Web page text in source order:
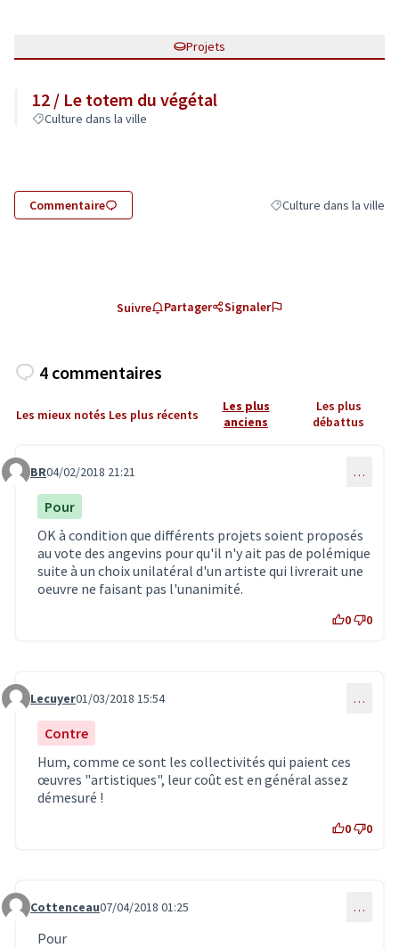
Projets
12 / Le totem du végétal
Culture dans la ville
Commentaire Filtrer les résultats de
Culture dans la ville
Suivre Partager Signaler
4 commentaires
Les mieux notés Les plus récents
Les plus
anciens
Les plus
débattus
Commentaire 208
BR04/02/2018 21:21 …
Pour
OK à condition que différents projets soient proposés
au vote des angevins pour qu'il n'y ait pas de polémique
suite à un choix unilatéral d'un artiste qui livrerait une
oeuvre ne faisant pas l'unanimité.
0 0
Commentaire 253
Lecuyer01/03/2018 15:54 …
Contre
Hum, comme ce sont les collectivités qui paient ces
œuvres "artistiques", leur coût est en général assez
démesuré !
0 0
Commentaire 482
Cottenceau07/04/2018 01:25 …
Pour